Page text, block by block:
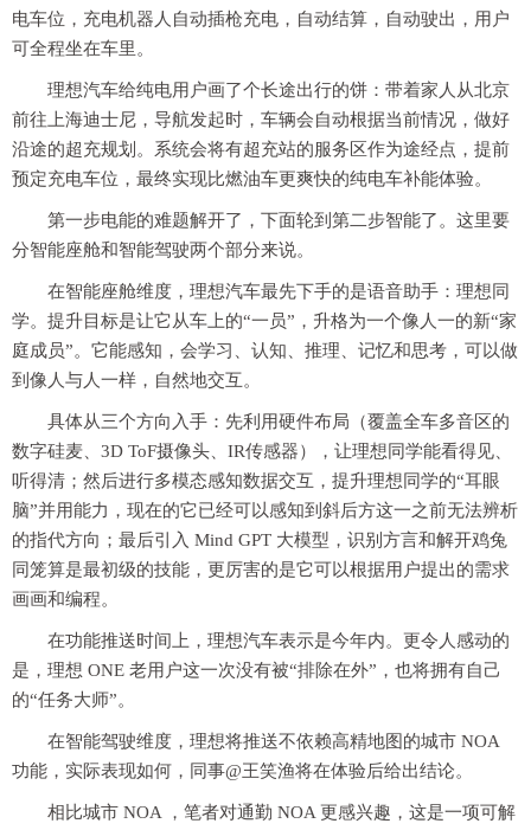
电车位，充电机器人自动插枪充电，自动结算，自动驶出，用户
可全程坐在车里。
理想汽车给纯电用户画了个长途出行的饼：带着家人从北京
前往上海迪士尼，导航发起时，车辆会自动根据当前情况，做好
沿途的超充规划。系统会将有超充站的服务区作为途经点，提前
预定充电车位，最终实现比燃油车更爽快的纯电车补能体验。
第一步电能的难题解开了，下面轮到第二步智能了。这里要
分智能座舱和智能驾驶两个部分来说。
在智能座舱维度，理想汽车最先下手的是语音助手：理想同
学。提升目标是让它从车上的“一员”，升格为一个像人一的新“家
庭成员”。它能感知，会学习、认知、推理、记忆和思考，可以做
到像人与人一样，自然地交互。
具体从三个方向入手：先利用硬件布局（覆盖全车多音区的
数字硅麦、3D ToF摄像头、IR传感器），让理想同学能看得见、
听得清；然后进行多模态感知数据交互，提升理想同学的“耳眼
脑”并用能力，现在的它已经可以感知到斜后方这一之前无法辨析
的指代方向；最后引入 Mind GPT 大模型，识别方言和解开鸡兔
同笼算是最初级的技能，更厉害的是它可以根据用户提出的需求
画画和编程。
在功能推送时间上，理想汽车表示是今年内。更令人感动的
是，理想 ONE 老用户这一次没有被“排除在外”，也将拥有自己
的“任务大师”。
在智能驾驶维度，理想将推送不依赖高精地图的城市 NOA
功能，实际表现如何，同事@王笑渔将在体验后给出结论。
相比城市 NOA ，笔者对通勤 NOA 更感兴趣，这是一项可解